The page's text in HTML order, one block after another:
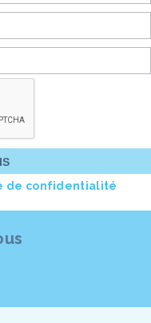
de confidentialité